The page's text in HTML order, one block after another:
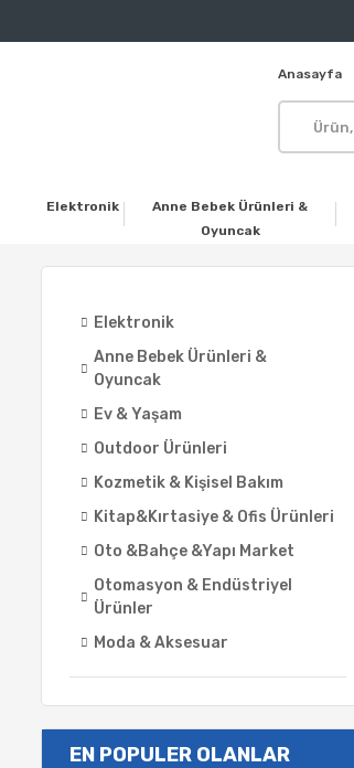
Anasayfa
Elektronik
Anne Bebek Ürünleri &
Oyuncak
Elektronik
Anne Bebek Ürünleri &
Oyuncak
Ev & Yaşam
Outdoor Ürünleri
Kozmetik & Kişisel Bakım
Kitap&Kırtasiye & Ofis Ürünleri
Oto &Bahçe &Yapı Market
Otomasyon & Endüstriyel
Ürünler
Moda & Aksesuar
EN POPULER OLANLAR